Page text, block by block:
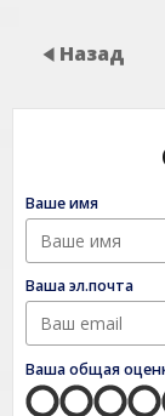
Назад
Ваше имя
Ваша эл.почта
Ваша общая